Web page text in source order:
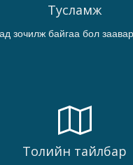
Тусламж
зочилж байгаа бол
Толийн тайлбар